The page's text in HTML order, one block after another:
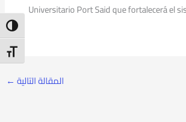
Universitario Port Said que fortalecerá el
المقالة التالية ←